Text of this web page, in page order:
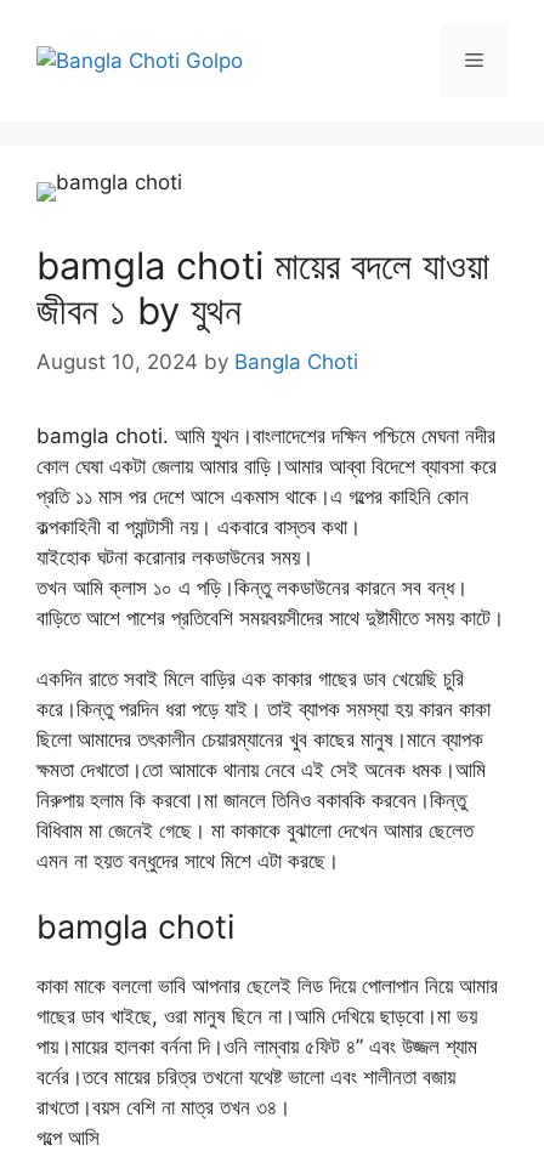
content
Menu
bamgla choti মায়ের বদলে যাওয়া
জীবন ১ by যুথন
August 10, 2024 by Bangla Choti
bamgla choti. আমি যুথন।বাংলাদেশের দক্ষিন পশ্চিমে মেঘনা নদীর
কোল ঘেষা একটা জেলায় আমার বাড়ি।আমার আব্বা বিদেশে ব্যাবসা করে
প্রতি ১১ মাস পর দেশে আসে একমাস থাকে।এ গল্পের কাহিনি কোন
কল্পকাহিনী বা প্যান্টাসী নয়। একবারে বাস্তব কথা।
যাইহোক ঘটনা করোনার লকডাউনের সময়।
তখন আমি ক্লাস ১০ এ পড়ি।কিন্তু লকডাউনের কারনে সব বন্ধ।
বাড়িতে আশে পাশের প্রতিবেশি সময়বয়সীদের সাথে দুষ্টামীতে সময় কাটে।
একদিন রাতে সবাই মিলে বাড়ির এক কাকার গাছের ডাব খেয়েছি চুরি
করে।কিন্তু পরদিন ধরা পড়ে যাই। তাই ব্যাপক সমস্যা হয় কারন কাকা
ছিলো আমাদের তৎকালীন চেয়ারম্যানের খুব কাছের মানুষ।মানে ব্যাপক
ক্ষমতা দেখাতো।তো আমাকে থানায় নেবে এই সেই অনেক ধমক।আমি
নিরুপায় হলাম কি করবো।মা জানলে তিনিও বকাবকি করবেন।কিন্তু
বিধিবাম মা জেনেই গেছে। মা কাকাকে বুঝালো দেখেন আমার ছেলেত
এমন না হয়ত বন্ধুদের সাথে মিশে এটা করছে।
bamgla choti
কাকা মাকে বললো ভাবি আপনার ছেলেই লিড দিয়ে পোলাপান নিয়ে আমার
গাছের ডাব খাইছে, ওরা মানুষ ছিনে না।আমি দেখিয়ে ছাড়বো।মা ভয়
পায়।মায়ের হালকা বর্ননা দি।ওনি লাম্বায় ৫ফিট ৪” এবং উজ্জল শ্যাম
বর্নের।তবে মায়ের চরিত্র তখনো যথেষ্ট ভালো এবং শালীনতা বজায়
রাখতো।বয়স বেশি না মাত্র তখন ৩৪।
গল্পে আসি